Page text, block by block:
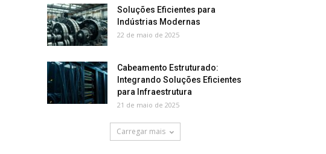
Soluções Eficientes para
Indústrias Modernas
22 de maio de 2025
Cabeamento Estruturado:
Integrando Soluções Eficientes
para Infraestrutura
21 de maio de 2025
Carregar mais